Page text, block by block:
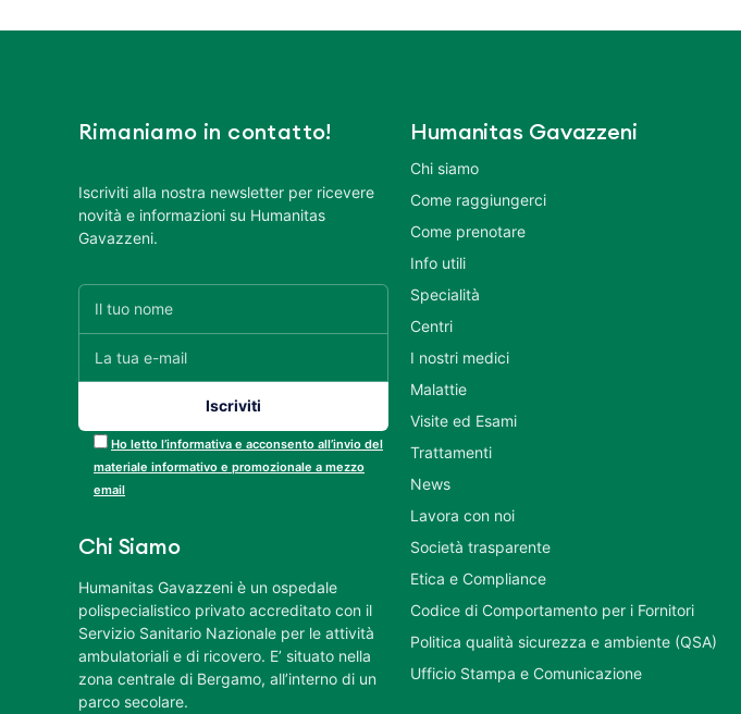
Rimaniamo in contatto!
Iscriviti alla nostra newsletter per ricevere
novità e informazioni su Humanitas
Gavazzeni.
Ho letto l’informativa e acconsento all’invio del
materiale informativo e promozionale a mezzo
email
Chi Siamo
Humanitas Gavazzeni è un ospedale
polispecialistico privato accreditato con il
Servizio Sanitario Nazionale per le attività
ambulatoriali e di ricovero. E’ situato nella
zona centrale di Bergamo, all’interno di un
parco secolare.
Humanitas Gavazzeni
Chi siamo
Come raggiungerci
Come prenotare
Info utili
Specialità
Centri
I nostri medici
Malattie
Visite ed Esami
Trattamenti
News
Lavora con noi
Società trasparente
Etica e Compliance
Codice di Comportamento per i Fornitori
Politica qualità sicurezza e ambiente (QSA)
Ufficio Stampa e Comunicazione